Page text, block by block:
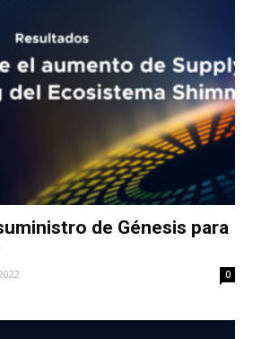
de Génesis para
0